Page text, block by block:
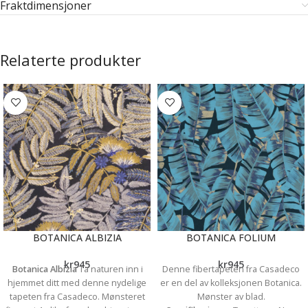
Fraktdimensjoner
Relaterte produkter
BOTANICA ALBIZIA
kr945
Botanica AlbiziaTa naturen inn i
hjemmet ditt med denne nydelige
tapeten fra Casadeco. Mønsteret
BOTANICA FOLIUM
kr945
Denne fibertapeten fra Casadeco
er en del av kolleksjonen Botanica.
Mønster av blad.